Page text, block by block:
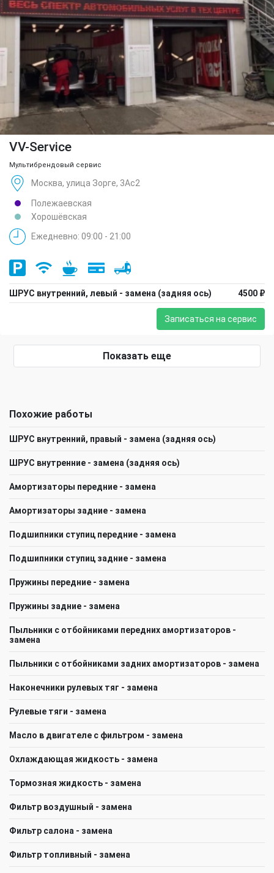
VV-Service
Мультибрендовый сервис
Москва, улица Зорге, 3Ас2
Полежаевская
Хорошёвская
Ежедневно: 09:00 - 21:00
ШРУС внутренний, левый - замена (задняя ось) 4500 ₽
Записаться на сервис
Показать еще
Похожие работы
ШРУС внутренний, правый - замена (задняя ось)
ШРУС внутренние - замена (задняя ось)
Амортизаторы передние - замена
Амортизаторы задние - замена
Подшипники ступиц передние - замена
Подшипники ступиц задние - замена
Пружины передние - замена
Пружины задние - замена
Пыльники с отбойниками передних амортизаторов -
замена
Пыльники с отбойниками задних амортизаторов - замена
Наконечники рулевых тяг - замена
Рулевые тяги - замена
Масло в двигателе с фильтром - замена
Охлаждающая жидкость - замена
Тормозная жидкость - замена
Фильтр воздушный - замена
Фильтр салона - замена
Фильтр топливный - замена